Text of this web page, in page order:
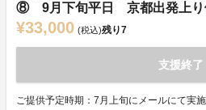
⑧ 9月下旬平日 京都出発上り
¥33,000 (税込)残り7
支援終了
ご提供予定時期：7月上旬にメールにて実